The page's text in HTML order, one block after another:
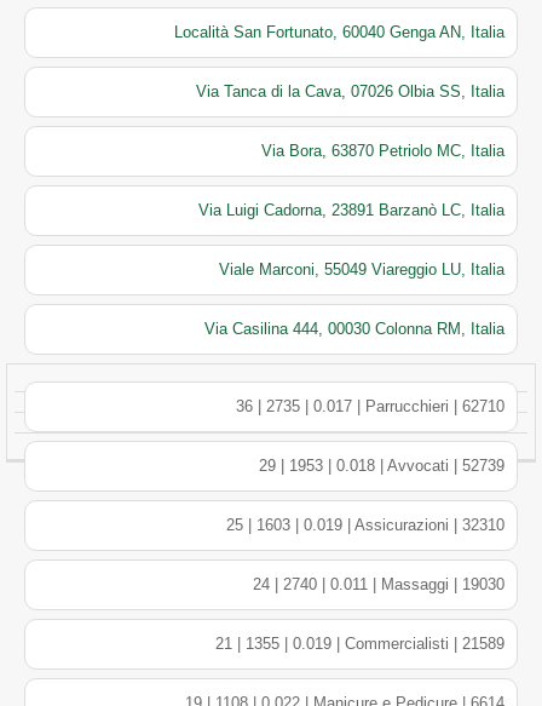
Località San Fortunato, 60040 Genga AN, Italia
Via Tanca di la Cava, 07026 Olbia SS, Italia
Via Bora, 63870 Petriolo MC, Italia
Via Luigi Cadorna, 23891 Barzanò LC, Italia
Viale Marconi, 55049 Viareggio LU, Italia
Via Casilina 444, 00030 Colonna RM, Italia
36 | 2735 | 0.017 | Parrucchieri | 62710
29 | 1953 | 0.018 | Avvocati | 52739
25 | 1603 | 0.019 | Assicurazioni | 32310
24 | 2740 | 0.011 | Massaggi | 19030
21 | 1355 | 0.019 | Commercialisti | 21589